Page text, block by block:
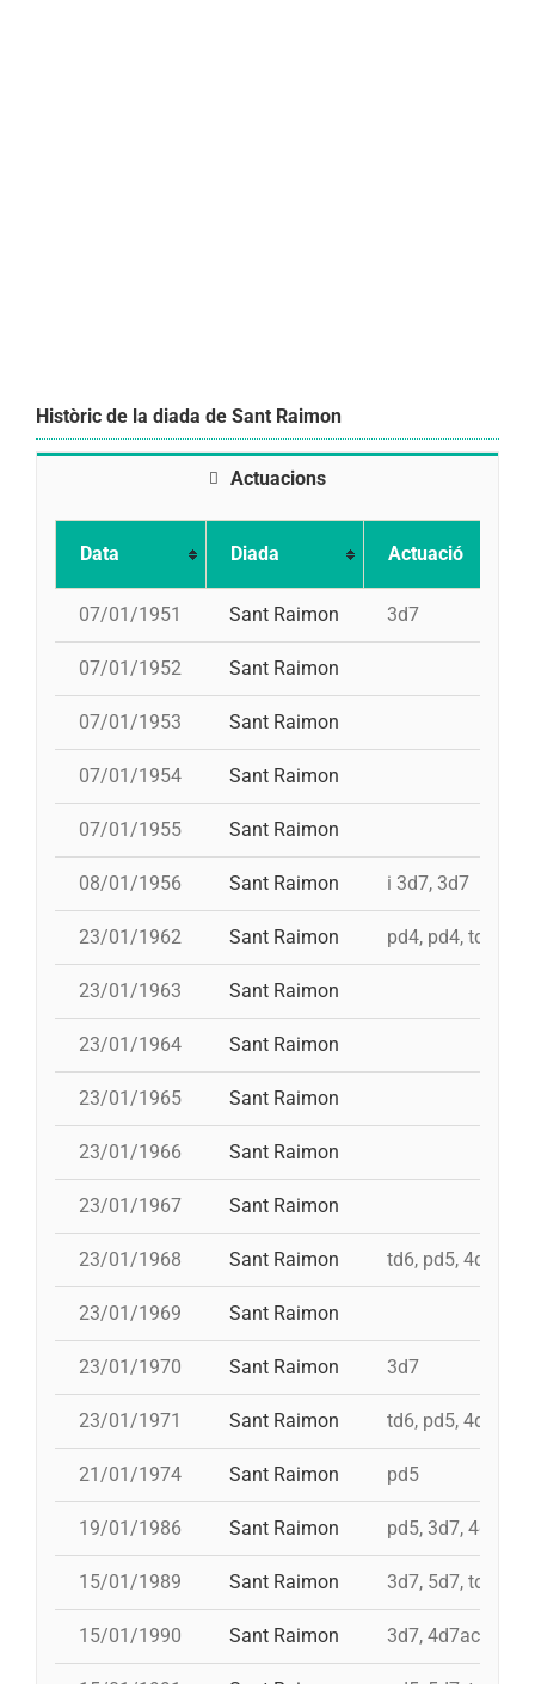
Històric de la diada de Sant Raimon
Actuacions
Data Diada Actuació
07/01/1951 Sant Raimon 3d7
07/01/1952 Sant Raimon
07/01/1953 Sant Raimon
07/01/1954 Sant Raimon
07/01/1955 Sant Raimon
08/01/1956 Sant Raimon i 3d7, 3d7
23/01/1962 Sant Raimon pd4, pd4, td6, 4d6
23/01/1963 Sant Raimon
23/01/1964 Sant Raimon
23/01/1965 Sant Raimon
23/01/1966 Sant Raimon
23/01/1967 Sant Raimon
23/01/1968 Sant Raimon td6, pd5, 4d7
23/01/1969 Sant Raimon
23/01/1970 Sant Raimon 3d7
23/01/1971 Sant Raimon td6, pd5, 4d7
21/01/1974 Sant Raimon pd5
19/01/1986 Sant Raimon pd5, 3d7, 4d7a,
15/01/1989 Sant Raimon 3d7, 5d7, td7, td7
15/01/1990 Sant Raimon 3d7, 4d7ac, 5d7,